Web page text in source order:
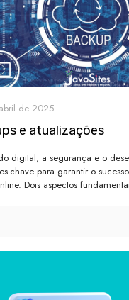
de 2025
e atualizações
digital, a segurança e o
chave para garantir o
Dois aspectos